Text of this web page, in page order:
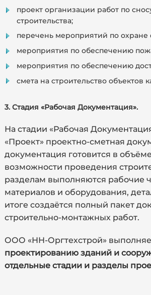
проект организации работ по
строительства;
перечень мероприятий по
мероприятия по обеспечению
мероприятия по обеспечению
смета на строительство объектов
3. Стадия «Рабочая Документация».
На стадии «Рабочая
«Проект» проектно-сметная
документация готовится в
возможности проведения
разделам выполняются рабочие
материалов и оборудования,
итоге создаётся полный пакет
строительно-монтажных работ.
ООО «НН-Оргтехстрой»
проектированию зданий и
отдельные стадии и разделы